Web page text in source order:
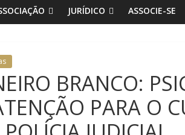
JURÍDICO ASSOCIE-SE
BRANCO:
PARA O